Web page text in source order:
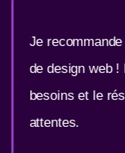
Je
de design web
besoins et le
attentes.